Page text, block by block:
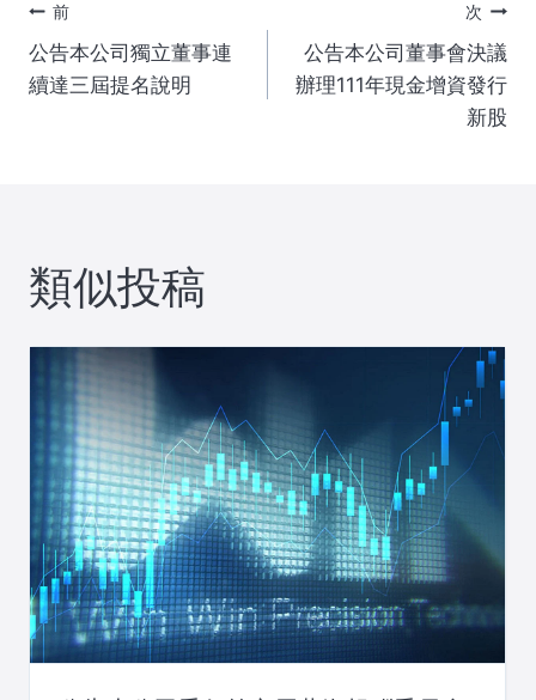
投
稿
ゲ
シ
ョ
ン
前
公告本公司獨立董事連
續達三屆提名說明
次
公告本公司董事會決議
辦理111年現金增資發行
新股
類似投稿